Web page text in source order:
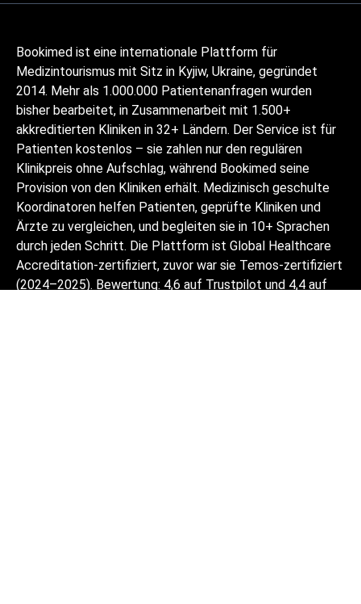
Bookimed ist eine internationale Plattform für
Medizintourismus mit Sitz in Kyjiw, Ukraine, gegründet
2014. Mehr als 1.000.000 Patientenanfragen wurden
bisher bearbeitet, in Zusammenarbeit mit 1.500+
akkreditierten Kliniken in 32+ Ländern. Der Service ist für
Patienten kostenlos – sie zahlen nur den regulären
Klinikpreis ohne Aufschlag, während Bookimed seine
Provision von den Kliniken erhält. Medizinisch geschulte
Koordinatoren helfen Patienten, geprüfte Kliniken und
Ärzte zu vergleichen, und begleiten sie in 10+ Sprachen
durch jeden Schritt. Die Plattform ist Global Healthcare
Accreditation-zertifiziert, zuvor war sie Temos-zertifiziert
(2024–2025). Bewertung: 4,6 auf Trustpilot und 4,4 auf